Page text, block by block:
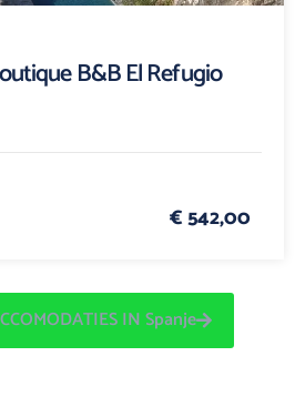
B&B El Refugio
€ 542,00
IN Spanje